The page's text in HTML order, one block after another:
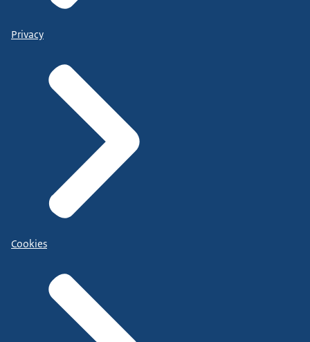
Privacy
Cookies